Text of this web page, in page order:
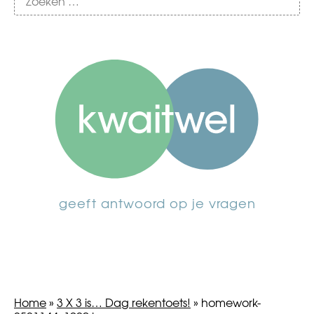
geeft antwoord op je vragen
Home» 3 X 3 is… Dag rekentoets! » homework-